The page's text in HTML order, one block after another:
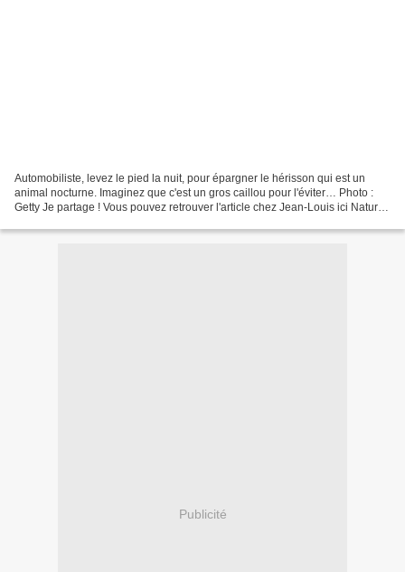
Automobiliste, levez le pied la nuit, pour épargner le hérisson qui est un
animal nocturne. Imaginez que c'est un gros caillou pour l'éviter… Photo :
Getty Je partage ! Vous pouvez retrouver l'article chez Jean-Louis ici Nature
Publicité